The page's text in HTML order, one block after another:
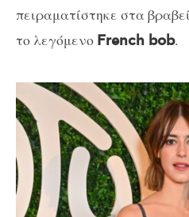
πειραματίστηκε στα
το λεγόμενο French bob.